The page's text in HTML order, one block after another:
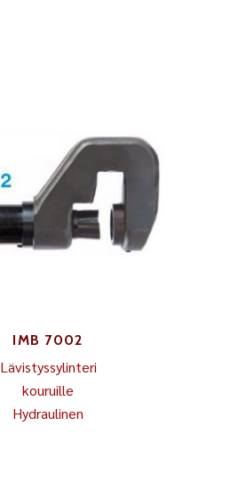
IMB 7002
Lävistyssylinteri
kouruille
Hydraulinen